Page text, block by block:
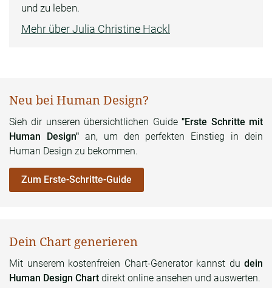
und zu leben.
Mehr über Julia Christine Hackl
Neu bei Human Design?
Sieh dir unseren übersichtlichen Guide"Erste Schritte mit
Human Design"an, um den perfekten Einstieg in dein
Human Design zu bekommen.
Zum Erste-Schritte-Guide
Dein Chart generieren
Mit unserem kostenfreien Chart-Generator kannst du dein
Human Design Chart direkt online ansehen und auswerten.